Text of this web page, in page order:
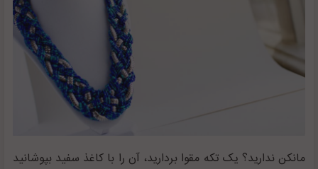
مانکن ندارید؟ یک تکه مقوا بردارید، آن را با کاغذ سفید بپوشانید